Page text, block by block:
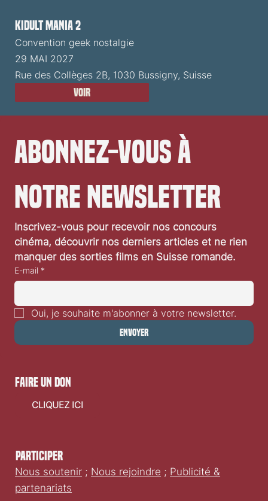
Kidult Mania 2
Convention geek nostalgie
29 MAI 2027
Rue des Collèges 2B, 1030 Bussigny, Suisse
Voir
Abonnez-vous à
notre newsletter
Inscrivez-vous pour recevoir nos concours
cinéma, découvrir nos derniers articles et ne rien
manquer des sorties films en Suisse romande.
E-mail *
Oui, je souhaite m'abonner à votre newsletter.
Envoyer
Participer
Nous soutenir ; Nous rejoindre ; Publicité &
partenariats
faire un don
CLIQUEZ ICI